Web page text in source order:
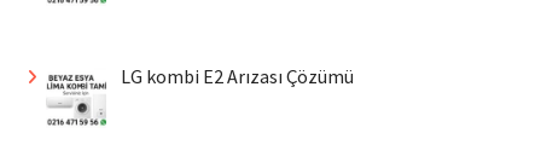
LG kombi E2 Arızası Çözümü